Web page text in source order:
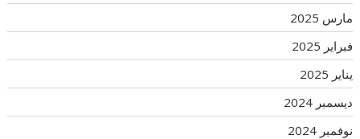
مارس 2025
فبراير 2025
يناير 2025
ديسمبر 2024
نوفمبر 2024